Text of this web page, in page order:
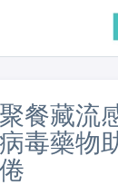
餐藏流
毒藥物